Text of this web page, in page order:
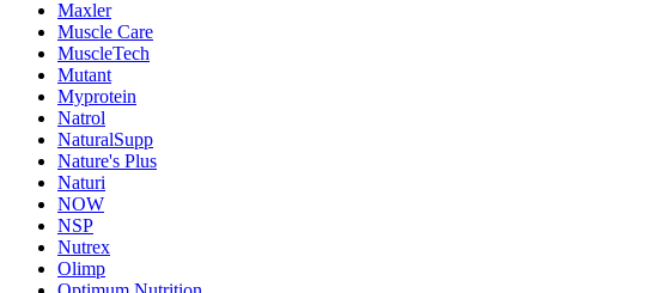
Maxler
Muscle Care
MuscleTech
Mutant
Myprotein
Natrol
NaturalSupp
Nature's Plus
Naturi
NOW
NSP
Nutrex
Olimp